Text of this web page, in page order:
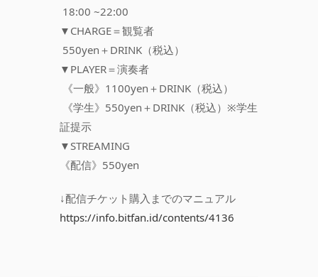
18:00 ~22:00
▼CHARGE＝観覧者
550yen＋DRINK（税込）
▼PLAYER＝演奏者
《一般》1100yen＋DRINK（税込）
《学生》550yen＋DRINK（税込）※学生
証提示
▼STREAMING
《配信》550yen
↓配信チケット購入までのマニュアル
https://info.bitfan.id/contents/4136